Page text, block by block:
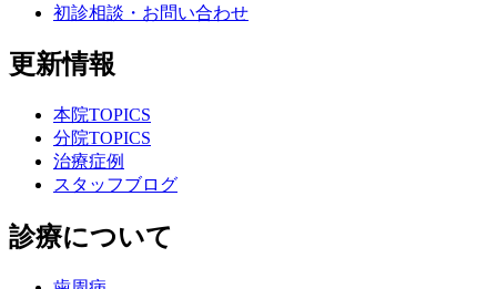
初診相談・お問い合わせ
更新情報
本院TOPICS
分院TOPICS
治療症例
スタッフブログ
診療について